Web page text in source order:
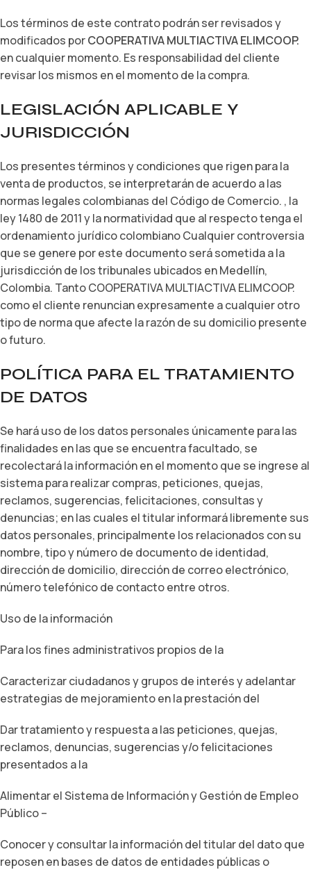
Los términos de este contrato podrán ser revisados y
modificados porCOOPERATIVA MULTIACTIVA ELIMCOOP.
en cualquier momento. Es responsabilidad del cliente
revisar los mismos en el momento de la compra.
LEGISLACIÓN APLICABLE Y
JURISDICCIÓN
Los presentes términos y condiciones que rigen para la
venta de productos, se interpretarán de acuerdo a las
normas legales colombianas del Código de Comercio. , la
ley 1480 de 2011 y la normatividad que al respecto tenga el
ordenamiento jurídico colombiano Cualquier controversia
que se genere por este documento será sometida a la
jurisdicción de los tribunales ubicados en Medellín,
Colombia. Tanto COOPERATIVA MULTIACTIVA ELIMCOOP.
como el cliente renuncian expresamente a cualquier otro
tipo de norma que afecte la razón de su domicilio presente
o futuro.
POLÍTICA PARA EL TRATAMIENTO
DE DATOS
Se hará uso de los datos personales únicamente para las
finalidades en las que se encuentra facultado, se
recolectará la información en el momento que se ingrese al
sistema para realizar compras, peticiones, quejas,
reclamos, sugerencias, felicitaciones, consultas y
denuncias; en las cuales el titular informará libremente sus
datos personales, principalmente los relacionados con su
nombre, tipo y número de documento de identidad,
dirección de domicilio, dirección de correo electrónico,
número telefónico de contacto entre otros.
Uso de la información
Para los fines administrativos propios de la
Caracterizar ciudadanos y grupos de interés y adelantar
estrategias de mejoramiento en la prestación del
Dar tratamiento y respuesta a las peticiones, quejas,
reclamos, denuncias, sugerencias y/o felicitaciones
presentados a la
Alimentar el Sistema de Información y Gestión de Empleo
Público –
Conocer y consultar la información del titular del dato que
reposen en bases de datos de entidades públicas o